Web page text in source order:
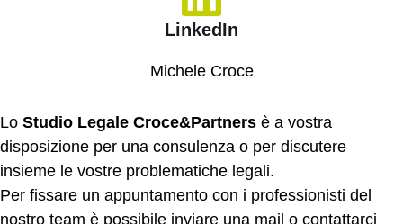
LinkedIn
Michele Croce
Lo Studio Legale Croce&Partners è a vostra
disposizione per una consulenza o per discutere
insieme le vostre problematiche legali.
Per fissare un appuntamento con i professionisti del
nostro team è possibile inviare una mail o contattarci